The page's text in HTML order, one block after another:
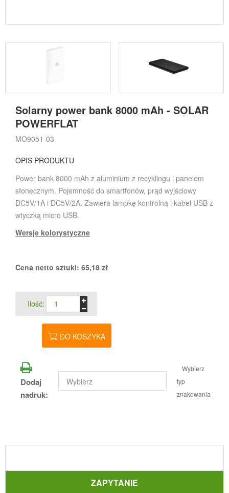
Solarny power bank 8000 mAh - SOLAR
POWERFLAT
MO9051-03
OPIS PRODUKTU
Power bank 8000 mAh z aluminium z recyklingu i panelem
słonecznym. Pojemność do smartfonów, prąd wyjściowy
DC5V/1A i DC5V/2A. Zawiera lampkę kontrolną i kabel USB z
wtyczką micro USB.
Wersje kolorystyczne
Cena netto sztuki: 65,18 zł
Ilość:
DO KOSZYKA
Dodaj
nadruk:
Wybierz
typ
znakowania
ZAPYTANIE